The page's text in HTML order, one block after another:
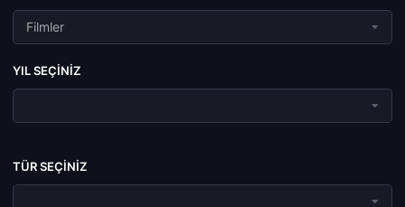
Filmler
YIL SEÇINIZ
TÜR SEÇINIZ